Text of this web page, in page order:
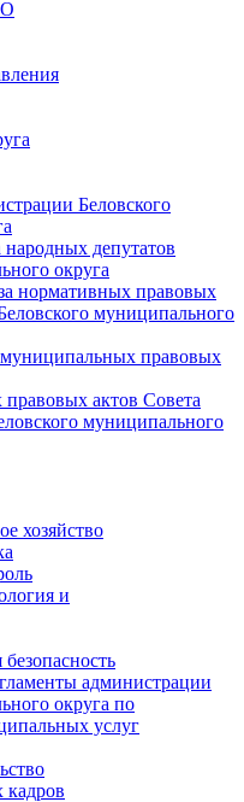
Беловского
депутатов
округа
нормативных правовых
муниципального
правовых
актов Совета
муниципального
хозяйство
и
администрации
округа по
услуг
кадров